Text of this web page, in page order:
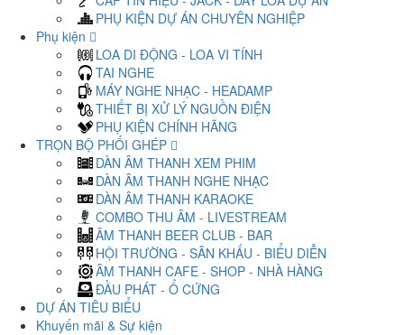
PHỤ KIỆN DỰ ÁN CHUYÊN NGHIỆP
Phụ kiện
LOA DI ĐỘNG - LOA VI TÍNH
TAI NGHE
MÁY NGHE NHẠC - HEADAMP
THIẾT BỊ XỬ LÝ NGUỒN ĐIỆN
PHỤ KIỆN CHÍNH HÃNG
TRỌN BỘ PHỐI GHÉP
DÀN ÂM THANH XEM PHIM
DÀN ÂM THANH NGHE NHẠC
DÀN ÂM THANH KARAOKE
COMBO THU ÂM - LIVESTREAM
ÂM THANH BEER CLUB - BAR
HỘI TRƯỜNG - SÂN KHẤU - BIỂU DIỄN
ÂM THANH CAFE - SHOP - NHÀ HÀNG
ĐẦU PHÁT - Ổ CỨNG
DỰ ÁN TIÊU BIỂU
Khuyến mãi & Sự kiện